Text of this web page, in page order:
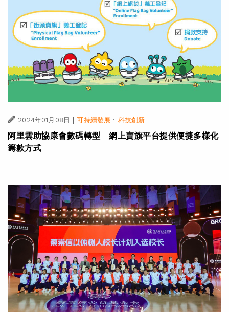
2024年01月08日 | 可持續發展 · 科技創新
阿里雲助協康會數碼轉型 網上賣旗平台提供便捷多樣化
籌款方式